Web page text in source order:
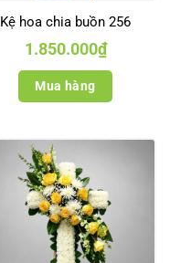
Kệ hoa chia buồn 256
1.850.000₫
Mua hàng